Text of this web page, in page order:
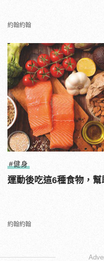
約翰約翰
#健身
運動後吃這6種食物，幫
約翰約翰